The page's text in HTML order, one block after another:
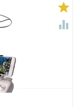

